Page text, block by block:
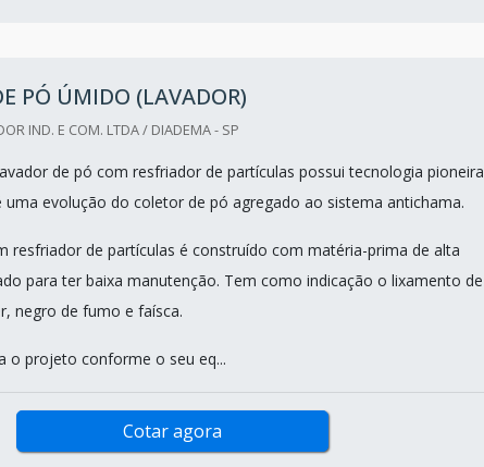
PÓ ÚMIDO (LAVADOR)
IND. E COM. LTDA / DIADEMA - SP
de pó com resfriador de partículas possui tecnologia pioneira
uma evolução do coletor de pó agregado ao sistema antichama.
resfriador de partículas é construído com matéria-prima de alta
para ter baixa manutenção. Tem como indicação o lixamento de
negro de fumo e faísca.
o projeto conforme o seu eq...
Cotar agora